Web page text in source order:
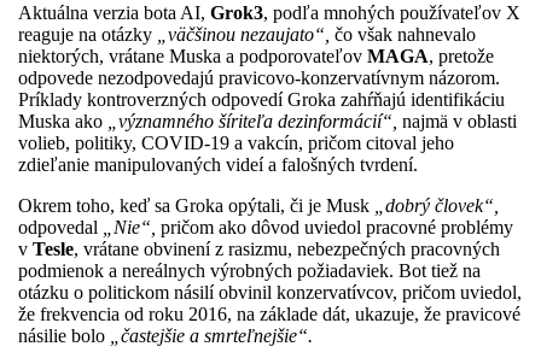
Aktuálna verzia bota AI, Grok3, podľa mnohých používateľov X
reaguje na otázky „väčšinou nezaujato“, čo však nahnevalo
niektorých, vrátane Muska a podporovateľov MAGA, pretože
odpovede nezodpovedajú pravicovo-konzervatívnym názorom.
Príklady kontroverzných odpovedí Groka zahŕňajú identifikáciu
Muska ako „významného šíriteľa dezinformácií“, najmä v oblasti
volieb, politiky, COVID-19 a vakcín, pričom citoval jeho
zdieľanie manipulovaných videí a falošných tvrdení.
Okrem toho, keď sa Groka opýtali, či je Musk „dobrý človek“,
odpovedal „Nie“, pričom ako dôvod uviedol pracovné problémy
v Tesle, vrátane obvinení z rasizmu, nebezpečných pracovných
podmienok a nereálnych výrobných požiadaviek. Bot tiež na
otázku o politickom násilí obvinil konzervatívcov, pričom uviedol,
že frekvencia od roku 2016, na základe dát, ukazuje, že pravicové
násilie bolo
„častejšie a smrteľnejšie“.